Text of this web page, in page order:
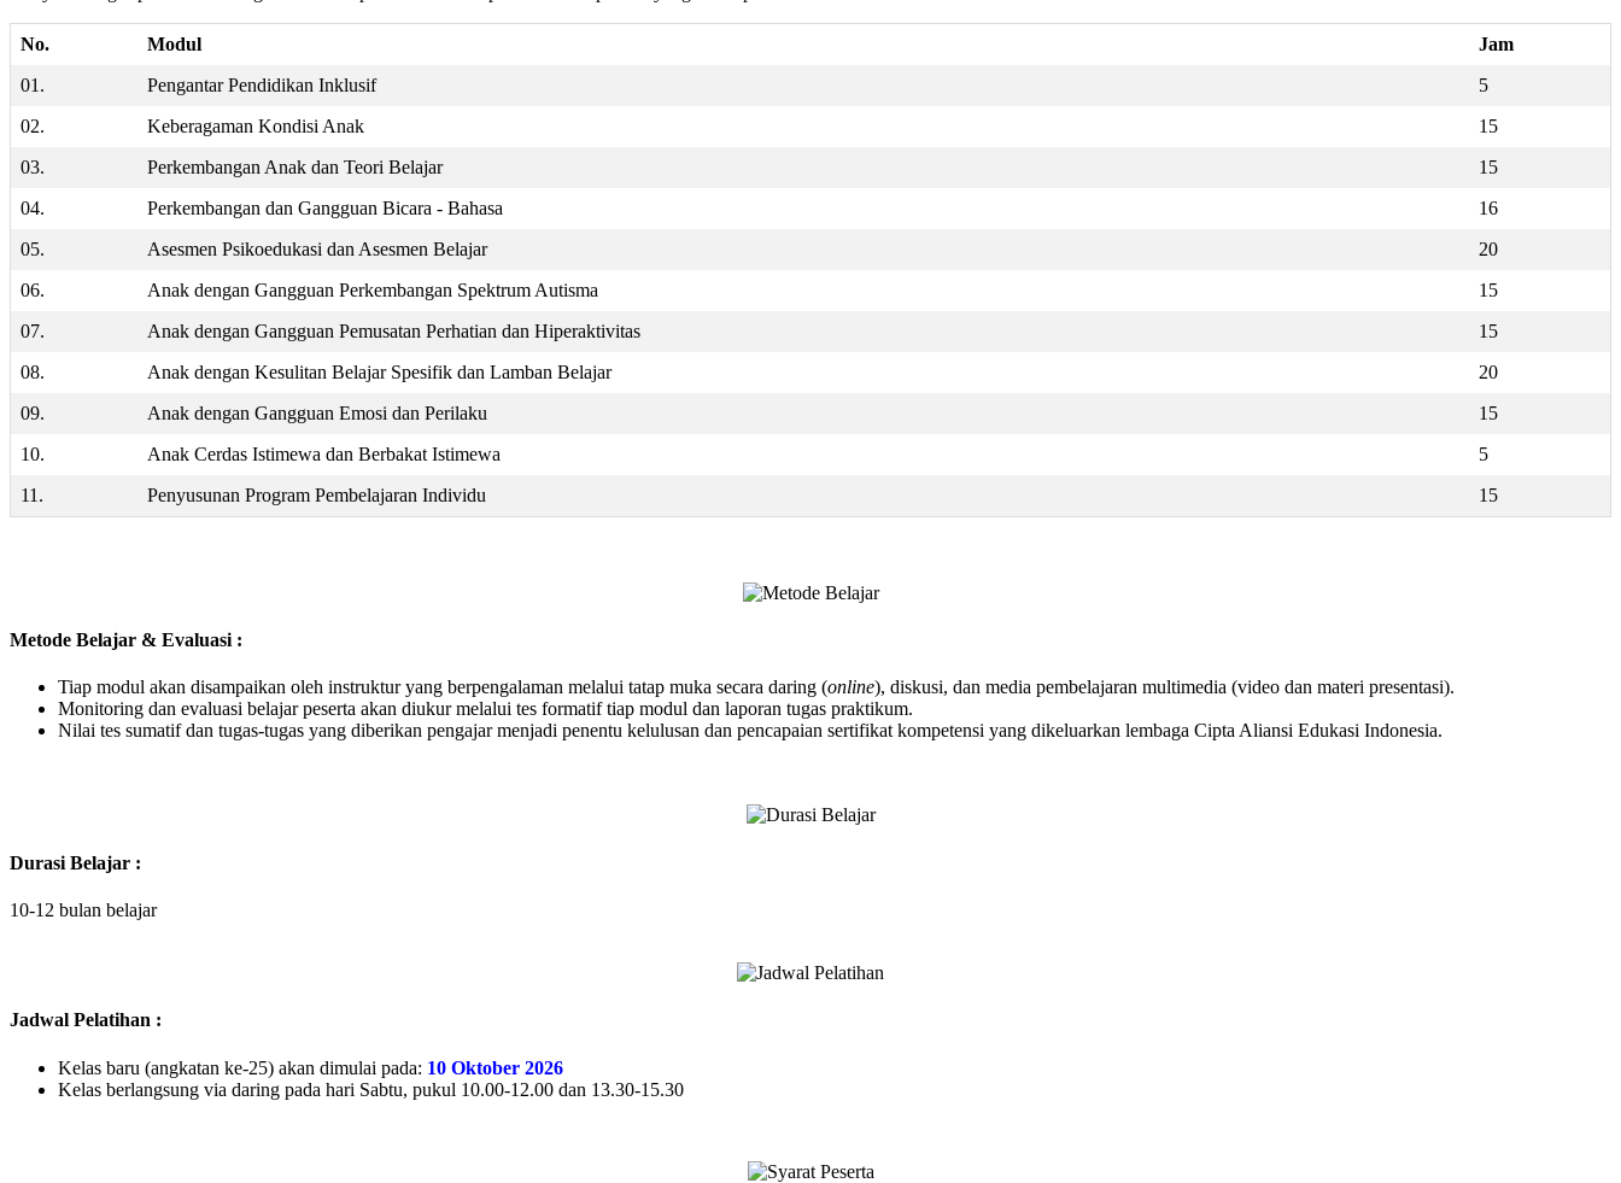
No. Modul
Jam
01.
Pengantar Pendidikan Inklusif
5
02.
Keberagaman Kondisi Anak
15
03.
Perkembangan Anak dan Teori Belajar
15
04.
Perkembangan dan Gangguan Bicara - Bahasa
16
05.
Asesmen Psikoedukasi dan Asesmen Belajar
20
06.
Anak dengan Gangguan Perkembangan Spektrum Autisma
15
07.
Anak dengan Gangguan Pemusatan Perhatian dan Hiperaktivitas
15
08.
Anak dengan Kesulitan Belajar Spesifik dan Lamban Belajar
20
09.
Anak dengan Gangguan Emosi dan Perilaku
15
10.
Anak Cerdas Istimewa dan Berbakat Istimewa
5
11.
Penyusunan Program Pembelajaran Individu 15
Metode Belajar & Evaluasi :
Tiap modul akan disampaikan oleh instruktur yang berpengalaman melalui tatap muka secara daring (online), diskusi, dan media pembelajaran multimedia (video dan materi presentasi).
Monitoring dan evaluasi belajar peserta akan diukur melalui tes formatif tiap modul dan laporan tugas praktikum.
Nilai tes sumatif dan tugas-tugas yang diberikan pengajar menjadi penentu kelulusan dan pencapaian sertifikat kompetensi yang dikeluarkan lembaga Cipta Aliansi Edukasi Indonesia.
Durasi Belajar :
10-12 bulan belajar
Jadwal Pelatihan :
Kelas baru (angkatan ke-25) akan dimulai pada: 10 Oktober 2026
Kelas berlangsung via daring pada hari Sabtu, pukul 10.00-12.00 dan 13.30-15.30